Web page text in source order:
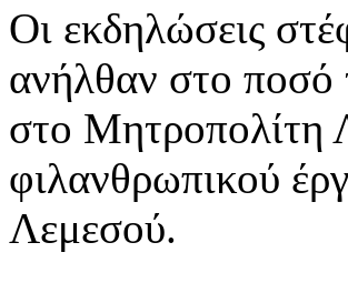
Οι εκδηλώσεις
ανήλθαν στο
στο Μητροπολίτη
φιλανθρωπικού
Λεμεσού.